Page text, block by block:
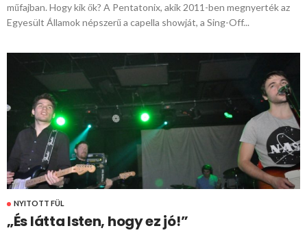
műfajban. Hogy kik ők? A Pentatonix, akik 2011-ben megnyerték az
Egyesült Államok népszerű a capella showját, a Sing-Off...
NYITOTT FÜL
„És látta Isten, hogy ez jó!”